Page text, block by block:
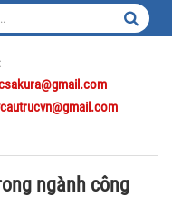
ngành công